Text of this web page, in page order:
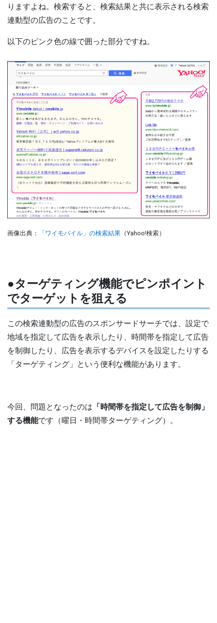
りますよね。検索すると、検索結果と共に表示される検索
連動型の広告のことです。
以下のピンク色の線で囲った部分ですね。
画像出典： 「ワイモバイル」の検索結果 （Yahoo!検索）
●ターゲティング機能でピンポイント
でターゲットを狙える
この検索連動型の広告のスポンサードサーチでは、設定で
地域を指定して広告を表示したり、時間帯を指定して広告
を制御したり、広告を表示するデバイスを設定したりする
「ターゲティング」という便利な機能があります。
今回、問題となったのは 「時間帯を指定して広告を制御」
する機能です（曜日・時間帯ターゲティング）。